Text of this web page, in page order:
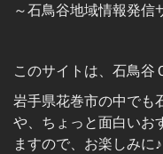
～石鳥谷地域情報発信
このサイトは、石鳥谷
岩手県花巻市の中でも
や、ちょっと面白いお
ますので、お楽しみに♪